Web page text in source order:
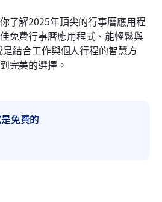
了解2025年頂尖的行事曆應用程
免費行事曆應用程式、能輕鬆與
結合工作與個人行程的智慧方
完美的選擇。
免費的